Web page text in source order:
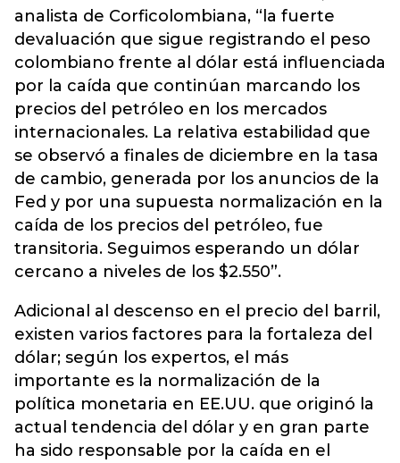
analista de Corficolombiana, “la fuerte
devaluación que sigue registrando el peso
colombiano frente al dólar está influenciada
por la caída que continúan marcando los
precios del petróleo en los mercados
internacionales. La relativa estabilidad que
se observó a finales de diciembre en la tasa
de cambio, generada por los anuncios de la
Fed y por una supuesta normalización en la
caída de los precios del petróleo, fue
transitoria. Seguimos esperando un dólar
cercano a niveles de los $2.550”.
Adicional al descenso en el precio del barril,
existen varios factores para la fortaleza del
dólar; según los expertos, el más
importante es la normalización de la
política monetaria en EE.UU. que originó la
actual tendencia del dólar y en gran parte
ha sido responsable por la caída en el